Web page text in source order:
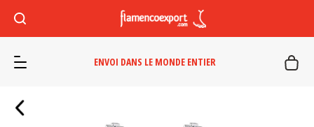
ENVOI DANS LE MONDE ENTIER